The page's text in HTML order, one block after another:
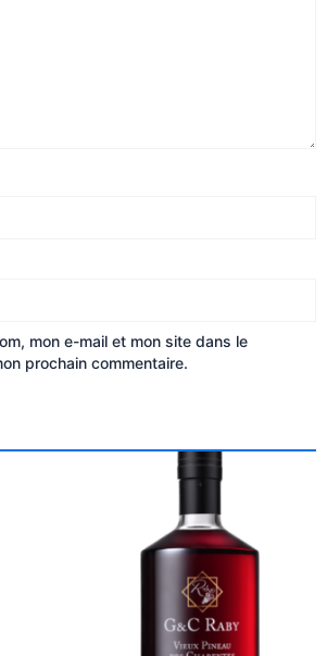
mon e-mail et mon site dans le
prochain commentaire.